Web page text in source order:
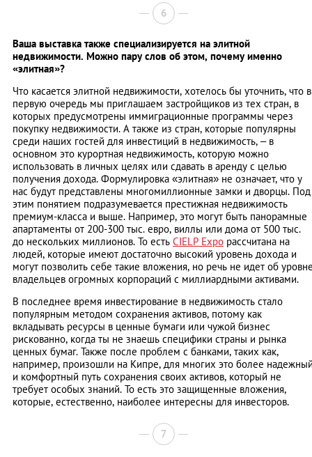
6
Ваша выставка также специализируется на элитной
недвижимости. Можно пару слов об этом, почему именно
«элитная»?
Что касается элитной недвижимости, хотелось бы уточнить, что в
первую очередь мы приглашаем застройщиков из тех стран, в
которых предусмотрены иммиграционные программы через
покупку недвижимости. А также из стран, которые популярны
среди наших гостей для инвестиций в недвижимость, – в
основном это курортная недвижимость, которую можно
использовать в личных целях или сдавать в аренду с целью
получения дохода. Формулировка «элитная» не означает, что у
нас будут представлены многомиллионные замки и дворцы. Под
этим понятием подразумевается престижная недвижимость
премиум-класса и выше. Например, это могут быть панорамные
апартаменты от 200-300 тыс. евро, виллы или дома от 500 тыс.
до нескольких миллионов. То есть CIELP Expo рассчитана на
людей, которые имеют достаточно высокий уровень дохода и
могут позволить себе такие вложения, но речь не идет об
владельцев огромных корпораций с миллиардными активами.
В последнее время инвестирование в недвижимость стало
популярным методом сохранения активов, потому как
вкладывать ресурсы в ценные бумаги или чужой бизнес
рискованно, когда ты не знаешь специфики страны и рынка
ценных бумаг. Также после проблем с банками, таких как,
например, произошли на Кипре, для многих это более
и комфортный путь сохранения своих активов, который не
требует особых знаний. То есть это защищенные вложения,
которые, естественно, наиболее интересны для инвесторов.
7